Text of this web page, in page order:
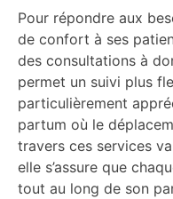
Pour répondre aux
de confort à ses
des consultations à
permet un suivi plus
particulièrement
partum où le
travers ces services
elle s’assure que
tout au long de son